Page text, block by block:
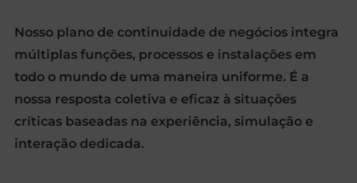
Nosso plano de continuidade de negócios integra
múltiplas funções, processos e instalações em
todo o mundo de uma maneira uniforme. É a
nossa resposta coletiva e eficaz à situações
críticas baseadas na experiência, simulação e
interação dedicada.